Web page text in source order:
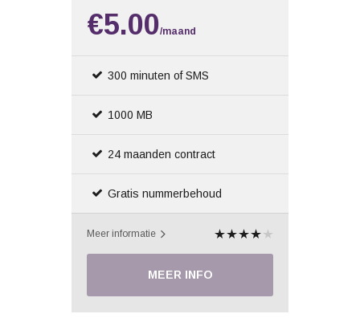
€5.00/maand
300 minuten of SMS
1000 MB
24 maanden contract
Gratis nummerbehoud
Meer informatie
MEER INFO